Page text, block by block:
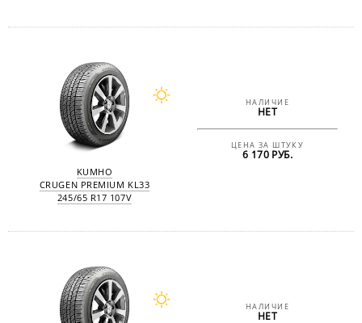
KUMHO
CRUGEN PREMIUM KL33
245/65 R17 107V
НАЛИЧИЕ
НЕТ
ЦЕНА ЗА ШТУКУ
6 170 РУБ.
НАЛИЧИЕ
НЕТ